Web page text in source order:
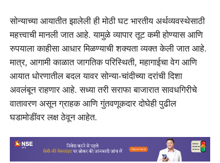
सोन्याच्या आयातीत झालेली ही मोठी घट भारतीय अर्थव्यवस्थेसाठी
महत्त्वाची मानली जात आहे. यामुळे व्यापार तूट कमी होण्यास आणि
रुपयाला काहीसा आधार मिळण्याची शक्यता व्यक्त केली जात आहे.
मात्र, आगामी काळात जागतिक परिस्थिती, महागाईचा वेग आणि
आयात धोरणातील बदल यावर सोन्या-चांदीच्या दरांची दिशा
अवलंबून राहणार आहे. सध्या तरी सराफा बाजारात सावधगिरीचे
वातावरण असून ग्राहक आणि गुंतवणूकदार दोघेही पुढील
घडामोडींवर लक्ष ठेवून आहेत.